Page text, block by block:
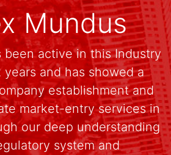
Mundus
been active in this Industry
and has showed a
establishment and
market-entry services in
our deep understanding
system and